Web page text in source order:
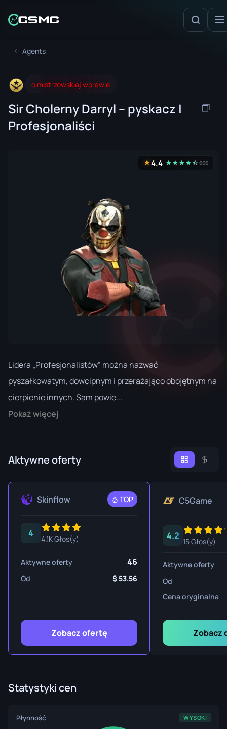
Agents
o mistrzowskiej wprawie
Sir Cholerny Darryl – pyskacz |
Profesjonaliści
★4.4 ★★★★★
☆606
Lidera „Profesjonalistów” można nazwać
pyszałkowatym, dowcipnym i przerażająco obojętnym na
cierpienie innych. Sam powie...
Pokaż więcej
Aktywne oferty
Skinflow TOP
4
4.1K Głos(y)
Aktywne oferty 46
Od 53.56
Zobacz ofertę
C5Game
4.2
15 Głos(y)
Aktywne oferty
Od
Cena oryginalna
Zobacz
Statystyki cen
Płynność WYSOKI